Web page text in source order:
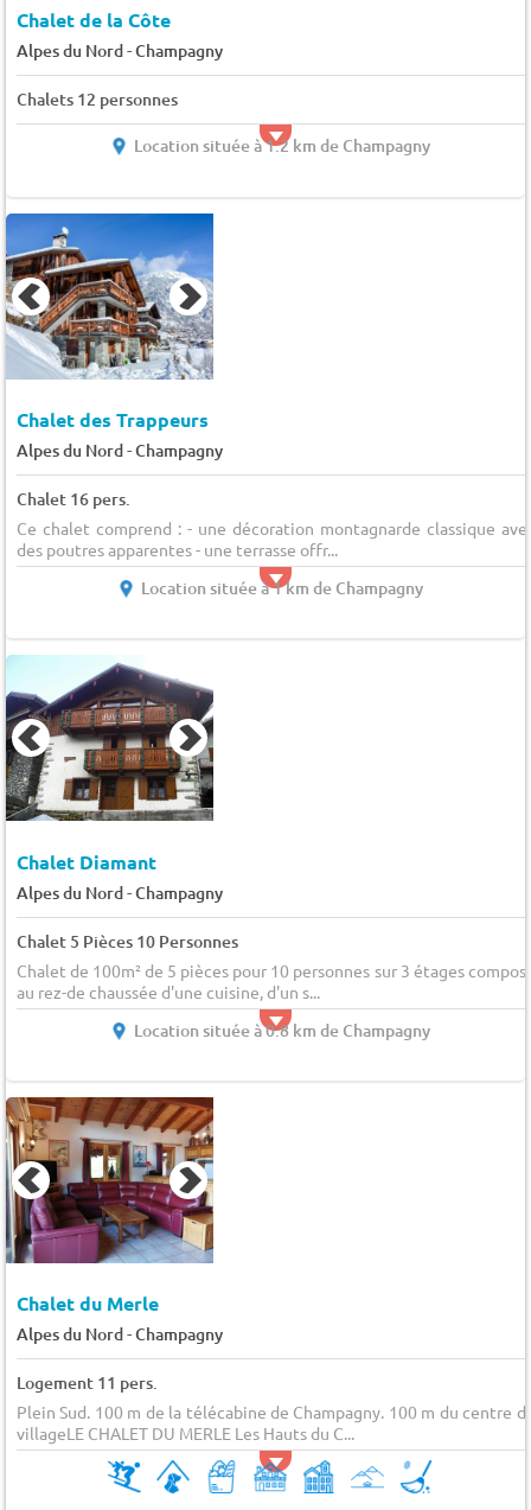
Chalet de la Côte
Alpes du Nord-Champagny
Chalets 12 personnes
Location située à 1.2 km de Champagny
Chalet des Trappeurs
Alpes du Nord-Champagny
Chalet 16 pers.
Ce chalet comprend : - une décoration montagnarde classique
des poutres apparentes - une terrasse offr...
Location située à 1 km de Champagny
Chalet Diamant
Alpes du Nord-Champagny
Chalet 5 Pièces 10 Personnes
Chalet de 100m² de 5 pièces pour 10 personnes sur 3 étages
au rez-de chaussée d'une cuisine, d'un s...
Location située à 0.8 km de Champagny
Chalet du Merle
Alpes du Nord-Champagny
Logement 11 pers.
Plein Sud. 100 m de la télécabine de Champagny. 100 m du centre
villageLE CHALET DU MERLE Les Hauts du C...